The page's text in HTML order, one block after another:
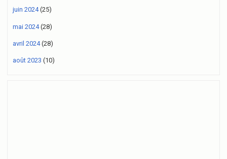
juin 2024(25)
mai 2024(28)
avril 2024(28)
août 2023 (10)